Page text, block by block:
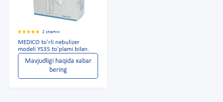
2 sharhni
MEDICO to'rli nebulizer
modeli YS35 to'plami bilan.
Mavjudligi haqida xabar
bering